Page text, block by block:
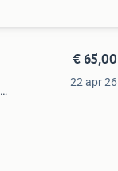
€ 65,00
22 apr 26